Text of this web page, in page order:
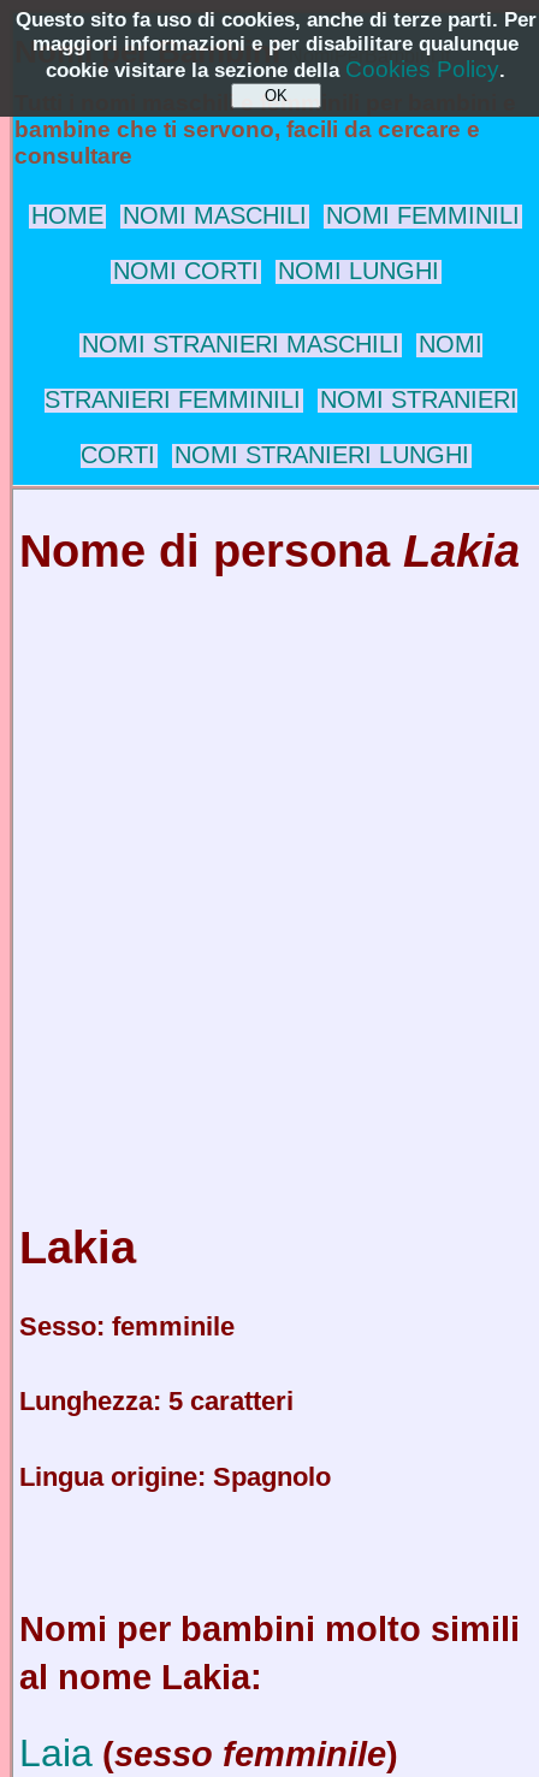
Questo sito fa uso di cookies, anche di terze parti. Per
maggiori informazioni e per disabilitare qualunque
cookie visitare la sezione della Cookies Policy.
Nomi per BambiniNomiPerBambini.it
Tutti i nomi maschili e femminili per bambini e
bambine che ti servono, facili da cercare e
consultare
HOME NOMI MASCHILI NOMI FEMMINILI
NOMI CORTI NOMI LUNGHI
NOMI STRANIERI MASCHILI NOMI
STRANIERI FEMMINILI NOMI STRANIERI
CORTI NOMI STRANIERI LUNGHI
Nome di persona Lakia
Lakia
Sesso: femminile
Lunghezza: 5 caratteri
Lingua origine: Spagnolo
Nomi per bambini molto simili
al nome Lakia:
Laia (sesso femminile)